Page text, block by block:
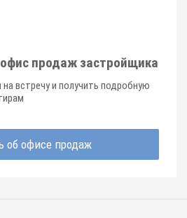
продаж застройщика
встречу и получить подробную
об офисе продаж